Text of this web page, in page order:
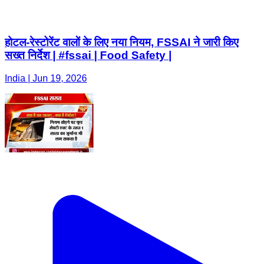
होटल-रेस्टोरेंट वालों के लिए नया नियम, FSSAI ने जारी किए
सख्त निर्देश | #fssai | Food Safety |
India | Jun 19, 2026